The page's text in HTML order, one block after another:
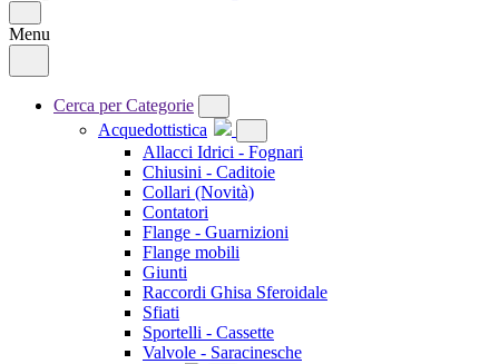
Menu
Cerca per Categorie
Acquedottistica
Allacci Idrici - Fognari
Chiusini - Caditoie
Collari (Novità)
Contatori
Flange - Guarnizioni
Flange mobili
Giunti
Raccordi Ghisa Sferoidale
Sfiati
Sportelli - Cassette
Valvole - Saracinesche